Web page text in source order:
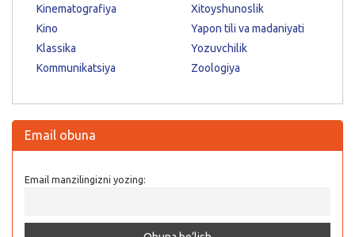
Kinematografiya
Kino
Klassika
Kommunikatsiya
Xitoyshunoslik
Yapon tili va madaniyati
Yozuvchilik
Zoologiya
Email obuna
Email manzilingizni yozing: